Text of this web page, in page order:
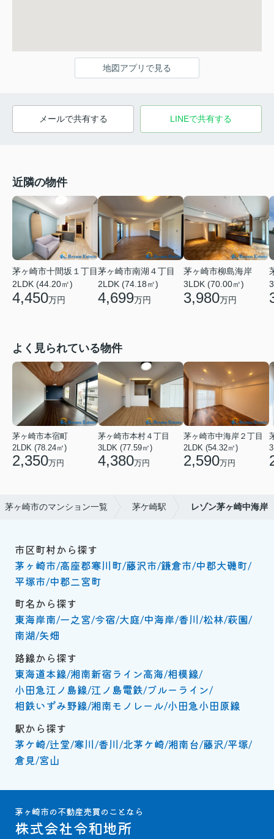
地図アプリで見る
メールで共有する LINEで共有する
近隣の物件
茅ヶ崎市十間坂１丁目
2LDK (44.20㎡)
4,450万円
茅ヶ崎市南湖４丁目
2LDK (74.18㎡)
4,699万円
茅ヶ崎市柳島海岸
3LDK (70.00㎡)
3,980万円
よく見られている物件
茅ヶ崎市本宿町
2LDK (78.24㎡)
2,350万円
茅ヶ崎市本村４丁目
3LDK (77.59㎡)
4,380万円
茅ヶ崎市中海岸２丁目
2LDK (54.32㎡)
2,590万円
茅ヶ崎市のマンション一覧 茅ケ崎駅 レゾン茅ヶ崎中海岸
市区町村から探す
茅ヶ崎市 高座郡寒川町 藤沢市 鎌倉市 中郡大磯町
平塚市 中郡二宮町
町名から探す
東海岸南 一之宮 今宿 大庭 中海岸 香川 松林 萩園
南湖 矢畑
路線から探す
東海道本線 湘南新宿ライン高海 相模線
小田急江ノ島線 江ノ島電鉄 ブルーライン
相鉄いずみ野線 湘南モノレール 小田急小田原線
駅から探す
茅ケ崎 辻堂 寒川 香川 北茅ケ崎 湘南台 藤沢 平塚
倉見 宮山
茅ヶ崎市の不動産売買のことなら
株式会社令和地所